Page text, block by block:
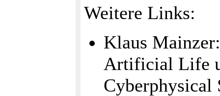
Weitere Links:
Klaus
Artificial Life